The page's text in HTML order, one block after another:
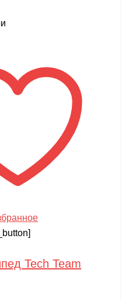
Tech Team